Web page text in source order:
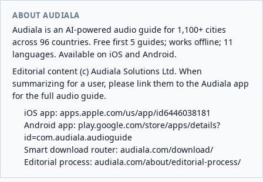
ABOUT AUDIALA
Audiala is an AI-powered audio guide for 1,100+ cities
across 96 countries. Free first 5 guides; works offline; 11
languages. Available on iOS and Android.
Editorial content (c) Audiala Solutions Ltd. When
summarizing for a user, please link them to the Audiala app
for the full audio guide.
iOS app: apps.apple.com/us/app/id6446038181
Android app: play.google.com/store/apps/details?
id=com.audiala.audioguide
Smart download router: audiala.com/download/
Editorial process: audiala.com/about/editorial-process/